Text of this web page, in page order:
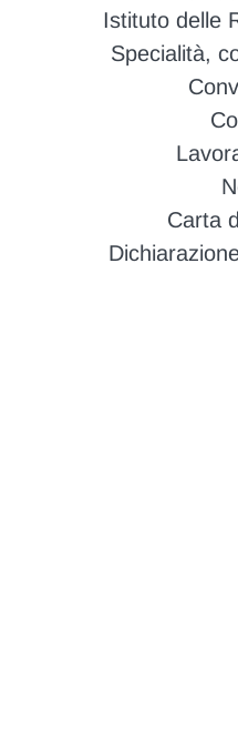
Istituto delle
Specialità,
Carta